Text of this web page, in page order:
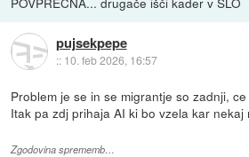
pujsekpepe
:: 10. feb 2026, 16:57
Problem je se in se migrantje so zadnji,
Itak pa zdj prihaja AI ki bo vzela kar nekaj
Zgodovina sprememb…